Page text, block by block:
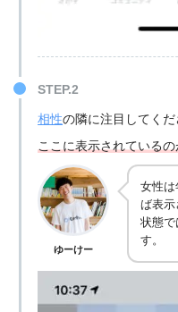
STEP.2
相性の隣に注目してくだ
ここに表示されている
ゆーけー
女性
ば表
状態で
す。